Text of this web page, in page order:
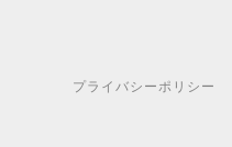
プライバシーポリシー